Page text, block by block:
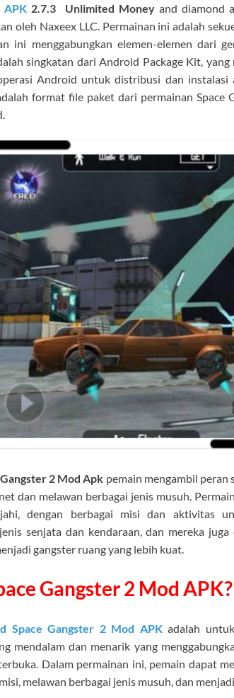
APK2.7.3 Unlimited Moneyand diamond
oleh Naxeex LLC. Permainan ini adalah
ini menggabungkan elemen-elemen dari
singkatan dari Android Package Kit,
Android untuk distribusi dan instalasi
format file paket dari permainan Space
2 Mod Apk pemain mengambil peran
dan melawan berbagai jenis musuh.
dengan berbagai misi dan aktivitas
senjata dan kendaraan, dan mereka
gangster ruang yang lebih kuat.
Gangster 2 Mod APK?
Space Gangster 2 Mod APKadalah untuk
mendalam dan menarik yang
Dalam permainan ini, pemain dapat
melawan berbagai jenis musuh, dan